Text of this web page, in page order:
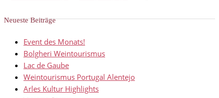
Neueste Beiträge
Event des Monats!
Bolgheri Weintourismus
Lac de Gaube
Weintourismus Portugal Alentejo
Arles Kultur Highlights